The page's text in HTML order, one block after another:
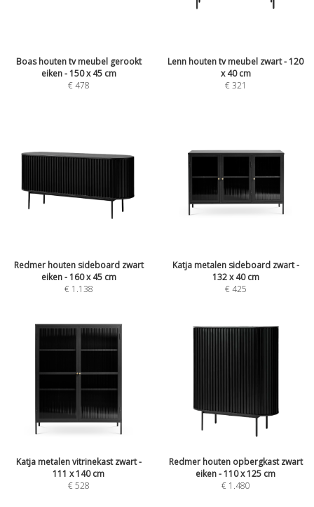
Boas houten tv meubel gerookt
eiken - 150 x 45 cm
€478
Lenn houten tv meubel zwart - 120
x 40 cm
€321
Redmer houten sideboard zwart
eiken - 160 x 45 cm
€ 1.138
Katja metalen sideboard zwart -
132 x 40 cm
€425
Katja metalen vitrinekast zwart -
111 x 140 cm
€528
Redmer houten opbergkast zwart
eiken - 110 x 125 cm
€ 1.480